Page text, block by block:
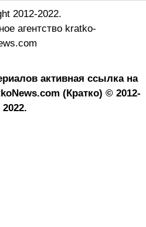
2012-2022.
агентство kratko-
активная ссылка на
(Кратко) © 2012-
2022.